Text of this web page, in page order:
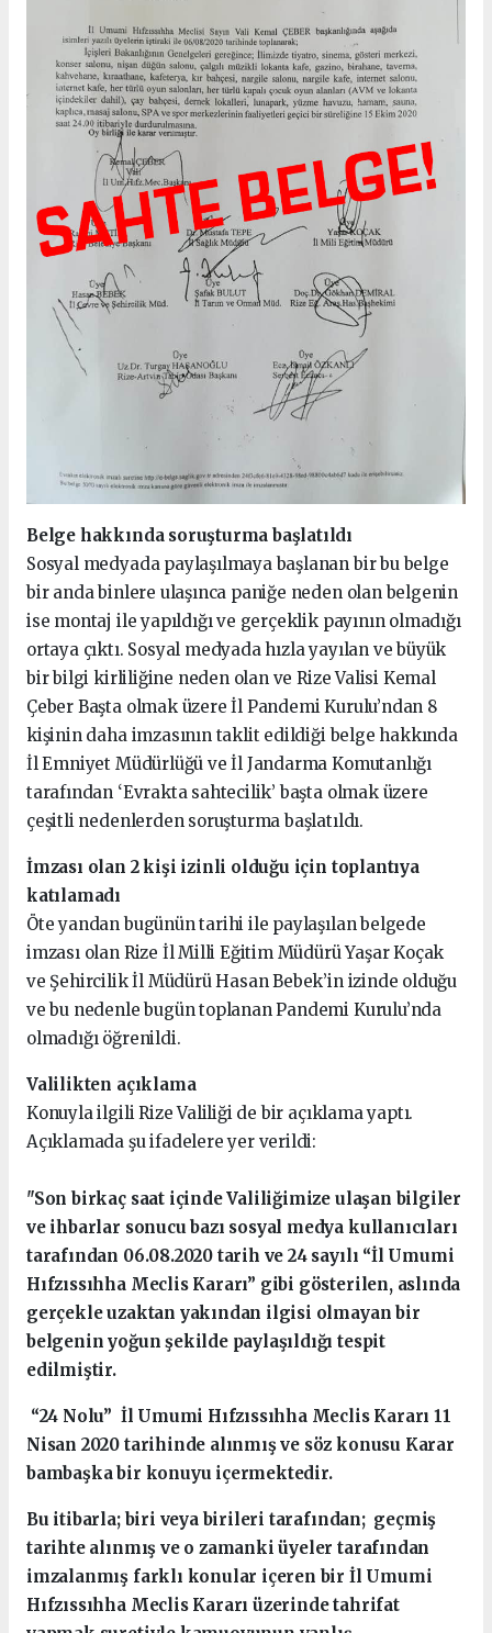
Belge hakkında soruşturma başlatıldı
Sosyal medyada paylaşılmaya başlanan bir bu belge
bir anda binlere ulaşınca paniğe neden olan belgenin
ise montaj ile yapıldığı ve gerçeklik payının olmadığı
ortaya çıktı. Sosyal medyada hızla yayılan ve büyük
bir bilgi kirliliğine neden olan ve Rize Valisi Kemal
Çeber Başta olmak üzere İl Pandemi Kurulu’ndan 8
kişinin daha imzasının taklit edildiği belge hakkında
İl Emniyet Müdürlüğü ve İl Jandarma Komutanlığı
tarafından ‘Evrakta sahtecilik’ başta olmak üzere
çeşitli nedenlerden soruşturma başlatıldı.
İmzası olan 2 kişi izinli olduğu için toplantıya
katılamadı
Öte yandan bugünün tarihi ile paylaşılan belgede
imzası olan Rize İl Milli Eğitim Müdürü Yaşar Koçak
ve Şehircilik İl Müdürü Hasan Bebek’in izinde olduğu
ve bu nedenle bugün toplanan Pandemi Kurulu’nda
olmadığı öğrenildi.
Valilikten açıklama
Konuyla ilgili Rize Valiliği de bir açıklama yaptı.
Açıklamada şu ifadelere yer verildi:
"Son birkaç saat içinde Valiliğimize ulaşan bilgiler
ve ihbarlar sonucu bazı sosyal medya kullanıcıları
tarafından 06.08.2020 tarih ve 24 sayılı “İl Umumi
Hıfzıssıhha Meclis Kararı” gibi gösterilen, aslında
gerçekle uzaktan yakından ilgisi olmayan bir
belgenin yoğun şekilde paylaşıldığı tespit
edilmiştir.
“24 Nolu” İl Umumi Hıfzıssıhha Meclis Kararı 11
Nisan 2020 tarihinde alınmış ve söz konusu Karar
bambaşka bir konuyu içermektedir.
Bu itibarla; biri veya birileri tarafından; geçmiş
tarihte alınmış ve o zamanki üyeler tarafından
imzalanmış farklı konular içeren bir İl Umumi
Hıfzıssıhha Meclis Kararı üzerinde tahrifat